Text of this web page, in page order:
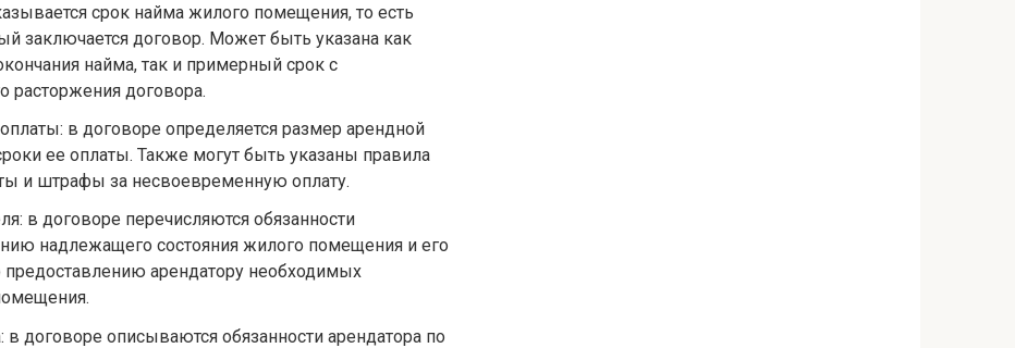
срок найма жилого помещения, то есть
заключается договор. Может быть указана как
найма, так и примерный срок с
расторжения договора.
в договоре определяется размер арендной
ее оплаты. Также могут быть указаны правила
и штрафы за несвоевременную оплату.
в договоре перечисляются обязанности
надлежащего состояния жилого помещения и его
арендатору необходимых
в договоре описываются обязанности арендатора по